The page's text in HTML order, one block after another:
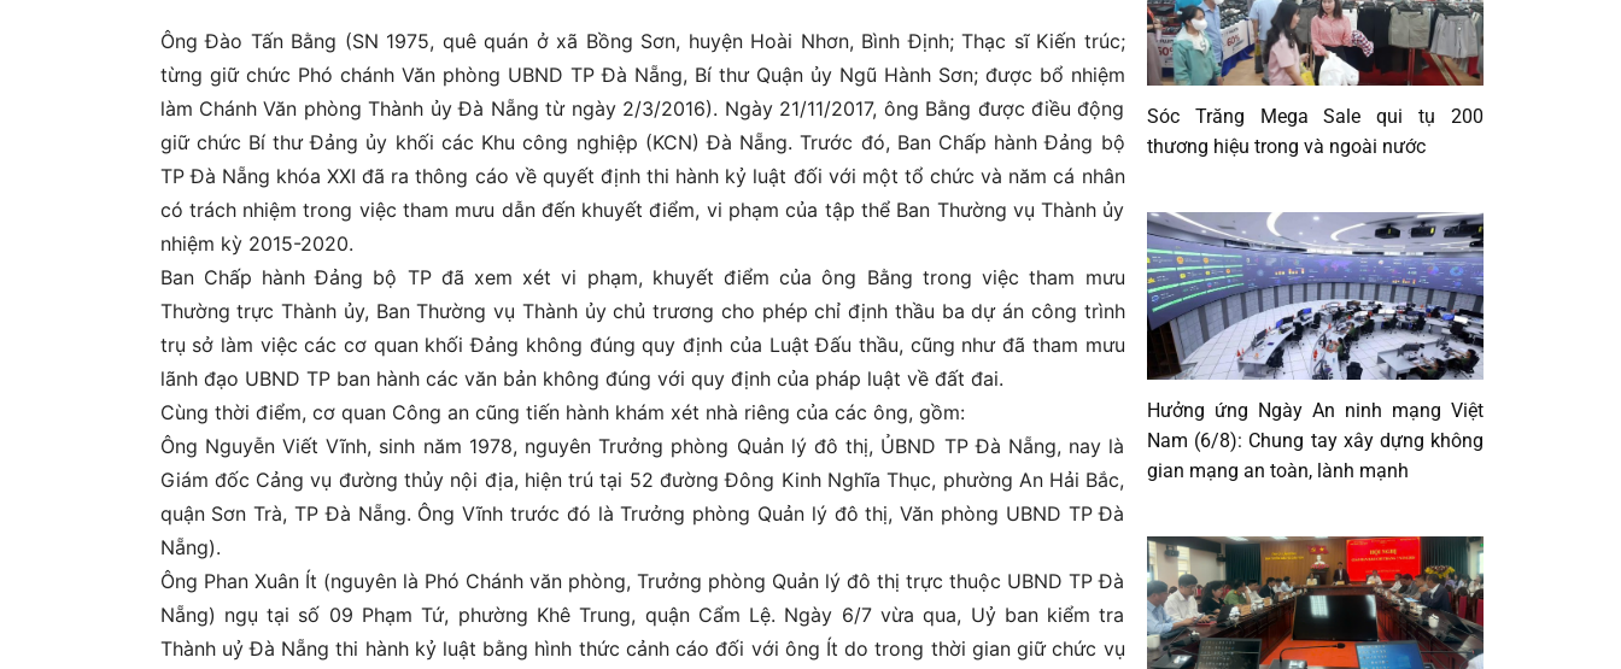
Ông Đào Tấn Bằng (SN 1975, quê quán ở xã Bồng Sơn, huyện Hoài Nhơn, Bình Định; Thạc sĩ Kiến trúc;
từng giữ chức Phó chánh Văn phòng UBND TP Đà Nẵng, Bí thư Quận ủy Ngũ Hành Sơn; được bổ nhiệm
làm Chánh Văn phòng Thành ủy Đà Nẵng từ ngày 2/3/2016). Ngày 21/11/2017, ông Bằng được điều động
giữ chức Bí thư Đảng ủy khối các Khu công nghiệp (KCN) Đà Nẵng. Trước đó, Ban Chấp hành Đảng bộ
TP Đà Nẵng khóa XXI đã ra thông cáo về quyết định thi hành kỷ luật đối với một tổ chức và năm cá nhân
có trách nhiệm trong việc tham mưu dẫn đến khuyết điểm, vi phạm của tập thể Ban Thường vụ Thành ủy
nhiệm kỳ 2015-2020.
Ban Chấp hành Đảng bộ TP đã xem xét vi phạm, khuyết điểm của ông Bằng trong việc tham mưu
Thường trực Thành ủy, Ban Thường vụ Thành ủy chủ trương cho phép chỉ định thầu ba dự án công trình
trụ sở làm việc các cơ quan khối Đảng không đúng quy định của Luật Đấu thầu, cũng như đã tham mưu
lãnh đạo UBND TP ban hành các văn bản không đúng với quy định của pháp luật về đất đai.
Cùng thời điểm, cơ quan Công an cũng tiến hành khám xét nhà riêng của các ông, gồm:
Ông Nguyễn Viết Vĩnh, sinh năm 1978, nguyên Trưởng phòng Quản lý đô thị, ỦBND TP Đà Nẵng, nay là
Giám đốc Cảng vụ đường thủy nội địa, hiện trú tại 52 đường Đông Kinh Nghĩa Thục, phường An Hải Bắc,
quận Sơn Trà, TP Đà Nẵng. Ông Vĩnh trước đó là Trưởng phòng Quản lý đô thị, Văn phòng UBND TP Đà
Nẵng).
Ông Phan Xuân Ít (nguyên là Phó Chánh văn phòng, Trưởng phòng Quản lý đô thị trực thuộc UBND TP Đà
Nẵng) ngụ tại số 09 Phạm Tứ, phường Khê Trung, quận Cẩm Lệ. Ngày 6/7 vừa qua, Uỷ ban kiểm tra
Thành uỷ Đà Nẵng thi hành kỷ luật bằng hình thức cảnh cáo đối với ông Ít do trong thời gian giữ chức vụ
Sóc Trăng Mega Sale qui tụ 200
thương hiệu trong và ngoài nước
Hưởng ứng Ngày An ninh mạng Việt
Nam (6/8): Chung tay xây dựng không
gian mạng an toàn, lành mạnh